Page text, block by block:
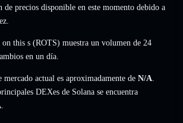
precios disponible en este momento debido a
this s (ROTS) muestra un volumen de 24
en un día.
mercado actual es aproximadamente de N/A.
DEXes de Solana se encuentra
.